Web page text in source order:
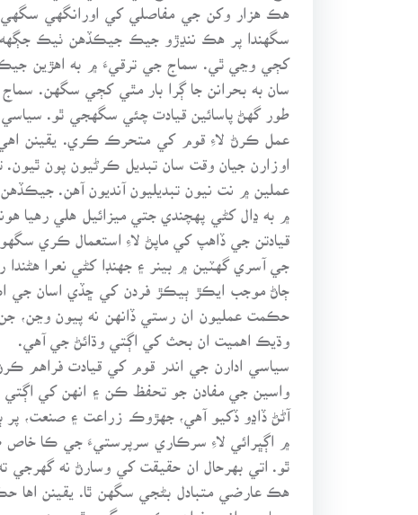
هڪ هزار وکن جي مفاصلي کي اورانگهي
سگهندا پر هڪ ننڍڙو جيڪ جيڪڏهن ٺيڪ
کڄي وڃي ٿي. سماج جي ترقيءَ ۾ به اهڙين
سان به بحرانن جا ڳرا بار مٿي کڄي سگهن.
طور گهڻ پاسائين قيادت چئي سگهجي ٿو.
عمل ڪرڻ لاءِ قوم کي متحرڪ ڪري. يقينن اهي
اوزارن جيان وقت سان تبديل ڪرڻيون پون ٿيون.
عملين ۾ نت نيون تبديليون آنديون آهن. جيڪڏهن
۾ به ڍال کڻي پهچندي جتي ميزائيل هلي رهيا
قيادتن جي ڏاهپ کي ماپڻ لاءِ استعمال ڪري
جي آسري گهٽين ۾ بينر ۽ جهنڊا کڻي نعرا
ڄاڻ موجب ايڪڙ ٻيڪڙ فردن کي ڇڏي اسان جي
حڪمت عمليون ان رستي ڏانهن نه پيون وڃن،
وڌيڪ اهميت ان بحث کي اڳتي وڌائڻ جي آهي.
سياسي ادارن جي اندر قوم کي قيادت فراهم
واسين جي مفادن جو تحفظ ڪن ۽ انهن کي اڳتي
آڻڻ ڏاڍو ڏکيو آهي، جهڙوڪ زراعت ۽ صنعت، پر
۾ اڳڀرائي لاءِ سرڪاري سرپرستيءَ جي ڪا خاص
ٿو. اتي بهرحال ان حقيقت کي وسارڻ نه گهرجي
هڪ عارضي متبادل بڻجي سگهن ٿا. يقينن اها
سماجي ڍانچو فراهم ڪري سگهي ٿي، جنهن